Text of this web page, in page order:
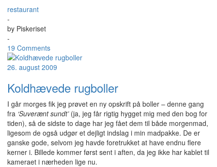
restaurant
-
by Piskeriset
-
19 Comments
26. august 2009
Koldhævede rugboller
I går morges fik jeg prøvet en ny opskrift på boller – denne gang
fra ‘Suverænt sundt’(ja, jeg får rigtig hygget mig med den bog for
tiden), så de sidste to dage har jeg fået dem til både morgenmad,
ligesom de også udgør et dejligt indslag i min madpakke. De er
ganske gode, selvom jeg havde foretrukket at have endnu flere
kerner i. Billede kommer først sent i aften, da jeg ikke har kablet til
kameraet i nærheden lige nu.